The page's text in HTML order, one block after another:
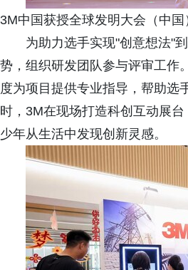
3M中国获授全球发明大会（中
为助力选手实现"创意想法"
势，组织研发团队参与评审工作
度为项目提供专业指导，帮助选
时，3M在现场打造科创互动展
少年从生活中发现创新灵感。